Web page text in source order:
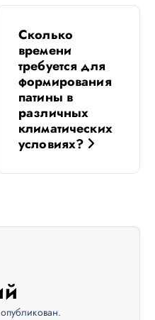
Сколько
времени
требуется для
формирования
патины в
различных
климатических
условиях?